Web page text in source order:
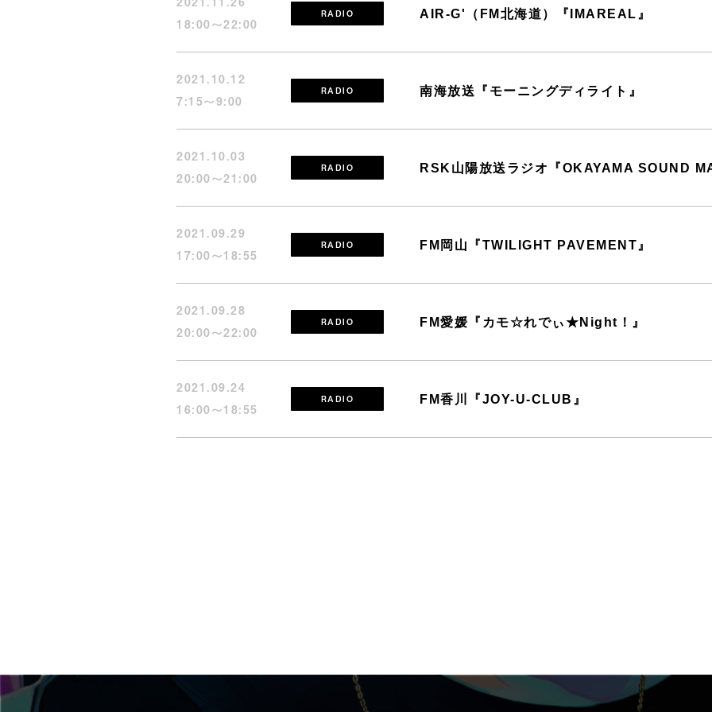
18:00〜22:00
RADIO AIR-G'（FM北海道）『IMAREAL』
2021.10.12
7:15～9:00
RADIO 南海放送『モーニングディライト』
2021.10.03
20:00〜21:00
RADIO RSK山陽放送ラジオ『OKAYAMA SOUND
2021.09.29
17:00～18:55
RADIO FM岡山『TWILIGHT PAVEMENT』
2021.09.28
20:00～22:00
RADIO FM愛媛『カモ☆れでぃ★Night！』
2021.09.24
16:00〜18:55
RADIO FM香川『JOY-U-CLUB』